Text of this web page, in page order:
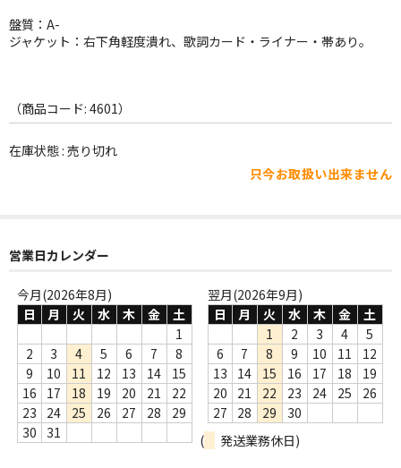
J-POP
FOLK,SSW
レア盤（1万円以上）
Webのみ no.1
Webのみ no.2
Webのみ no.3
Webのみ no.4
売り切れ
盤質：A-
ジャケット：右下角軽度潰れ、歌詞カード・ライナー・帯あり。
（商品コード: 4601）
在庫状態 : 売り切れ
只今お取扱い出来ません
営業日カレンダー
今月(2026年8月)
日
月 火 水 木 金
土
1
2
3 4 5 6 7
8
9
10 11 12 13 14
15
16
17 18 19 20 21
22
23
24 25 26 27 28
29
30
31
翌月(2026年9月)
日
月 火 水 木 金
土
1
2 3 4
5
6
7 8 9 10 11
12
13
14 15 16 17 18
19
20
21 22 23 24 25
26
27
28 29
30
(
発送業務休日)